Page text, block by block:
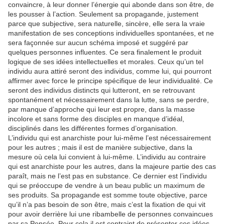
convaincre, à leur donner l’énergie qui abonde dans son être, de
les pousser à l’action. Seulement sa propagande, justement
parce que subjective, sera naturelle, sincère, elle sera la vraie
manifestation de ses conceptions individuelles spontanées, et ne
sera façonnée sur aucun schéma imposé et suggéré par
quelques personnes influentes. Ce sera finalement le produit
logique de ses idées intellectuelles et morales. Ceux qu’un tel
individu aura attiré seront des individus, comme lui, qui pourront
affirmer avec force le principe spécifique de leur individualité. Ce
seront des individus distincts qui lutteront, en se retrouvant
spontanément et nécessairement dans la lutte, sans se perdre,
par manque d’approche qui leur est propre, dans la masse
incolore et sans forme des disciples en manque d’idéal,
disciplinés dans les différentes formes d’organisation.
L’individu qui est anarchiste pour lui-même l’est nécessairement
pour les autres ; mais il est de manière subjective, dans la
mesure où cela lui convient à lui-même. L’individu au contraire
qui est anarchiste pour les autres, dans la majeure partie des cas
paraît, mais ne l’est pas en substance. Ce dernier est l’individu
qui se préoccupe de vendre à un beau public un maximum de
ses produits. Sa propagande est somme toute objective, parce
qu’il n’a pas besoin de son être, mais c’est la fixation de qui vit
pour avoir derrière lui une ribambelle de personnes convaincues